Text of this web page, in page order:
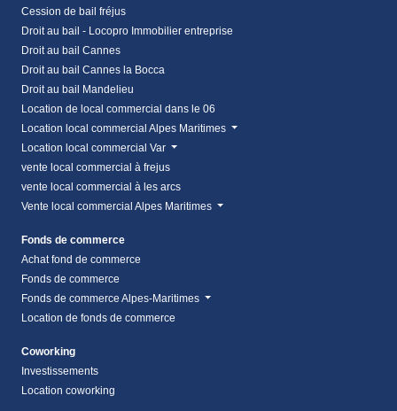
Cession de bail fréjus
Droit au bail - Locopro Immobilier entreprise
Droit au bail Cannes
Droit au bail Cannes la Bocca
Droit au bail Mandelieu
Location de local commercial dans le 06
Location local commercial Alpes Maritimes
Location local commercial Var
vente local commercial à frejus
vente local commercial à les arcs
Vente local commercial Alpes Maritimes
Fonds de commerce
Achat fond de commerce
Fonds de commerce
Fonds de commerce Alpes-Maritimes
Location de fonds de commerce
Coworking
Investissements
Location coworking